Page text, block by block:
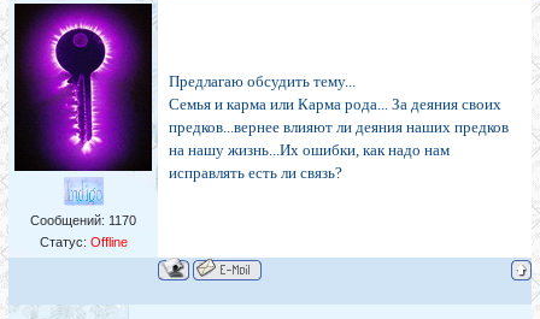
Сообщений: 1170
Статус: Offline
Предлагаю обсудить тему...
Семья и карма или Карма рода... За деяния своих
предков...вернее влияют ли деяния наших предков
на нашу жизнь...Их ошибки, как надо нам
исправлять есть ли связь?